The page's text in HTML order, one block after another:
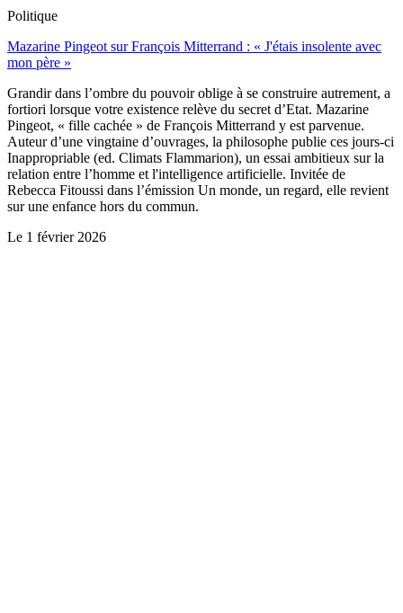
Politique
Mazarine Pingeot sur François Mitterrand : « J'étais insolente avec
mon père »
Grandir dans l’ombre du pouvoir oblige à se construire autrement, a
fortiori lorsque votre existence relève du secret d’Etat. Mazarine
Pingeot, « fille cachée » de François Mitterrand y est parvenue.
Auteur d’une vingtaine d’ouvrages, la philosophe publie ces jours-ci
Inappropriable (ed. Climats Flammarion), un essai ambitieux sur la
relation entre l’homme et l'intelligence artificielle. Invitée de
Rebecca Fitoussi dans l’émission Un monde, un regard, elle revient
sur une enfance hors du commun.
Le 1 février 2026